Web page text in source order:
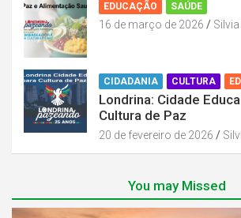
EDUCAÇÃO SAÚDE
16 de março de 2026
CIDADANIA CULTURA
Londrina: Cidade
Cultura de Paz
20 de fevereiro de 2026
You may Missed